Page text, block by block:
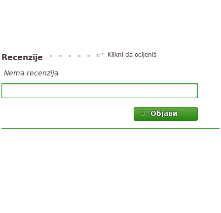
Recenzije Klikni da ocijeniš
Nema recenzija
Објави